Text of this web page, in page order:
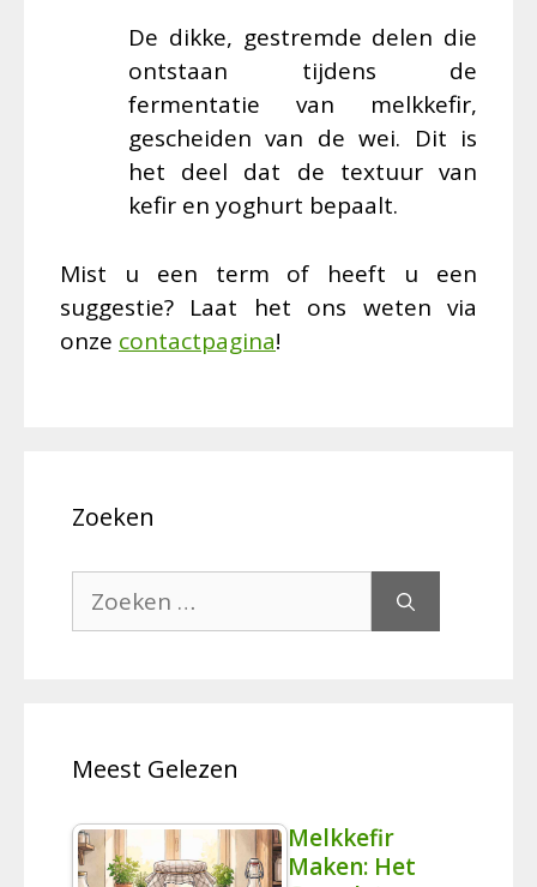
De dikke, gestremde delen die
ontstaan tijdens de
fermentatie van melkkefir,
gescheiden van de wei. Dit is
het deel dat de textuur van
kefir en yoghurt bepaalt.
Mist u een term of heeft u een
suggestie? Laat het ons weten via
onze contactpagina!
Zoeken
Zoek
Meest Gelezen
Melkkefir
Maken: Het